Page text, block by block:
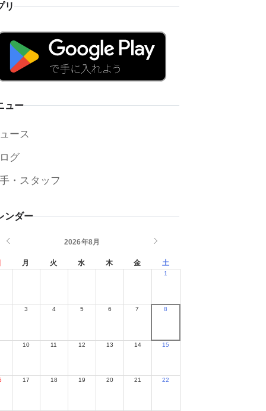
リ
ュー
ース
グ
・スタッフ
ンダー
2026年8月
月 火 水 木 金 土
1
3 4 5 6 7 8
10 11 12 13 14 15
17 18 19 20 21 22